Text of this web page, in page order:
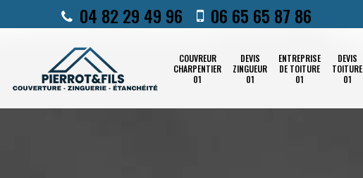
04 82 29 49 96 06 65 65 87 86
COUVREUR
CHARPENTIER
01
DEVIS
ZINGUEUR
01
ENTREPRISE
DE TOITURE
01
DEVIS
TOITURE
01